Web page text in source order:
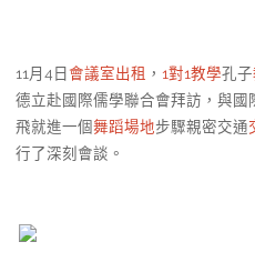
11月4日 會議室出租 ， 1對1教學孔子
德立赴國際儒學聯合會拜訪，與國
飛就進一個舞蹈場地步驟親密交通
行了深刻會談。